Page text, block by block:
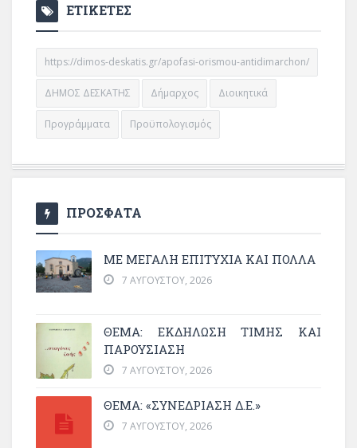
ΕΤΙΚΕΤΕΣ
https://dimos-deskatis.gr/apofasi-orismou-antidimarchon/
ΔΗΜΟΣ ΔΕΣΚΑΤΗΣ Δήμαρχος Διοικητικά
Προγράμματα Προϋπολογισμός
ΠΡΟΣΦΑΤΑ
ΜΕ ΜΕΓΆΛΗ ΕΠΙΤΥΧΊΑ ΚΑΙ ΠΟΛΛΆ
7 ΑΥΓΟΎΣΤΟΥ, 2026
ΘΈΜΑ: ΕΚΔΉΛΩΣΗ ΤΙΜΉΣ ΚΑΙ
ΠΑΡΟΥΣΊΑΣΗ
7 ΑΥΓΟΎΣΤΟΥ, 2026
ΘΕΜΑ: «ΣΥΝΕΔΡΊΑΣΗ Δ.Ε.»
7 ΑΥΓΟΎΣΤΟΥ, 2026